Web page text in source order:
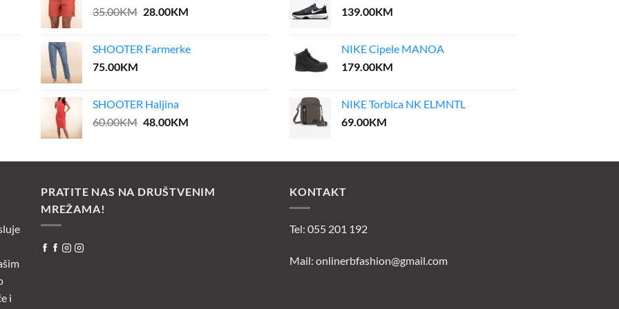
35.00KM Original
35.00KM.
28.00KMCurrent
28.00KM.
SHOOTER Farmerke
75.00KM
SHOOTER Haljina
60.00KM Original
60.00KM.
48.00KMCurrent
48.00KM.
139.00KM
NIKE Cipele MANOA
179.00KM
NIKE Torbica NK ELMNTL
69.00KM
i
PRATITE NAS NA DRUŠTVENIM
MREŽAMA!
KONTAKT
Tel: 055 201 192
Mail: onlinerbfashion@gmail.com